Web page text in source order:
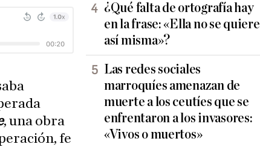
, una obra
fe
¿Qué falta de ortografía hay
en la frase: «Ella no se quiere
así misma»?
Las redes sociales
marroquíes amenazan de
muerte a los ceutíes que se
enfrentaron a los invasores:
«Vivos o muertos»